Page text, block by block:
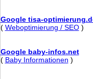
Google tisa-
( Weboptimierung / SEO)
Google baby-infos.net
( Baby Informationen )